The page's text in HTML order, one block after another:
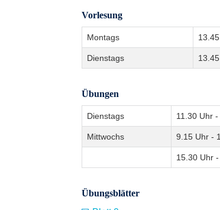
Vorlesung
Montags
Dienstags
Übungen
Dienstags 11.30 Uhr
Mittwochs 9.15 Uhr -
15.30 Uhr
Übungsblätter